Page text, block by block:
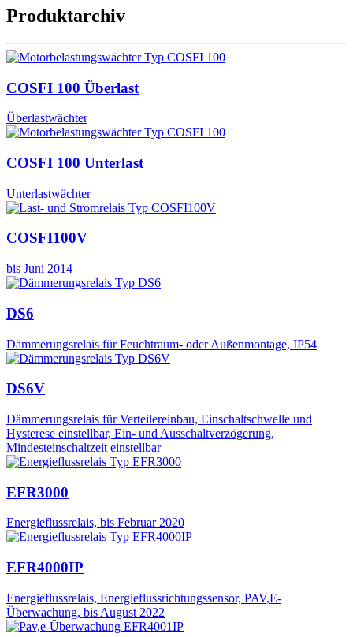
Produktarchiv
COSFI 100 Überlast
Überlastwächter
COSFI 100 Unterlast
Unterlastwächter
COSFI100V
bis Juni 2014
DS6
Dämmerungsrelais für Feuchtraum- oder Außenmontage, IP54
DS6V
Dämmerungsrelais für Verteilereinbau, Einschaltschwelle und
Hysterese einstellbar, Ein- und Ausschaltverzögerung,
Mindesteinschaltzeit einstellbar
EFR3000
Energieflussrelais, bis Februar 2020
EFR4000IP
Energieflussrelais, Energieflussrichtungssensor, PAV,E-
Überwachung, bis August 2022